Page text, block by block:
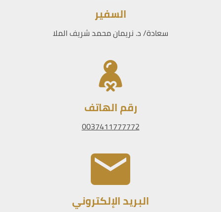
السفير
سعادة/ د. نريمان محمد شريف الملا
رقم الهاتف
0037411777772
البريد الإلكتروني